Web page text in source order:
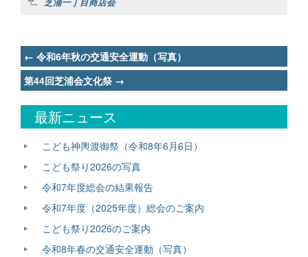
Post
navigation
← 令和6年秋の交通安全運動（写真）
第44回芝浦会文化祭 →
最新ニュース
こども神輿渡御祭（令和8年6月6日）
こども祭り2026の写真
令和7年度総会の結果報告
令和7年度（2025年度）総会のご案内
こども祭り2026のご案内
令和8年春の交通安全運動（写真）